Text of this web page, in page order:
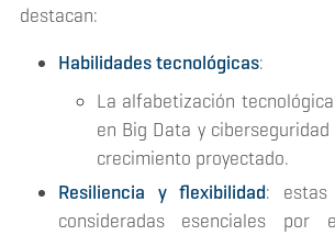
destacan:
Habilidades tecnológicas:
La alfabetización
en Big Data y
crecimiento proyectado.
Resiliencia y flexibilidad: estas
consideradas esenciales